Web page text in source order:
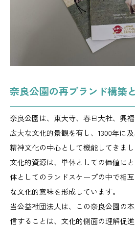
奈良公園の再ブランド構築
奈良公園は、東大寺、春日大社、興
広大な文化的景観を有し、1300年に
精神文化の中心として機能してきま
文化的資源は、単体としての価値に
体としてのランドスケープの中で相
な文化的意味を形成しています。
当公益社団法人は、この奈良公園の
信することは、文化的側面の理解促